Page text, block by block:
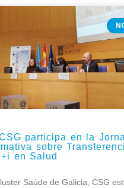
participa en la
sobre
en Salud
Saúde de Galicia, CSG